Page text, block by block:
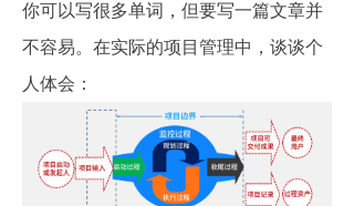
你可以写很多单词，但要写一篇文章并
不容易。在实际的项目管理中，谈谈个
人体会：